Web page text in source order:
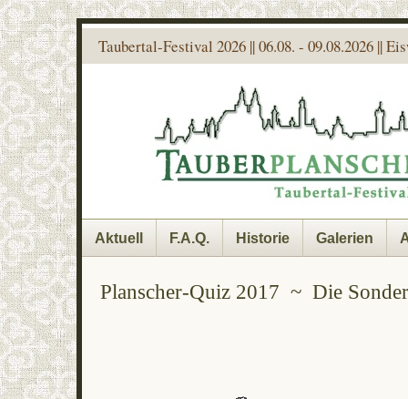
Taubertal-Festival 2026 || 06.08. - 09.08.2026 ||
Aktuell F.A.Q. Historie Galerien
Planscher-Quiz 2017 ~ Die